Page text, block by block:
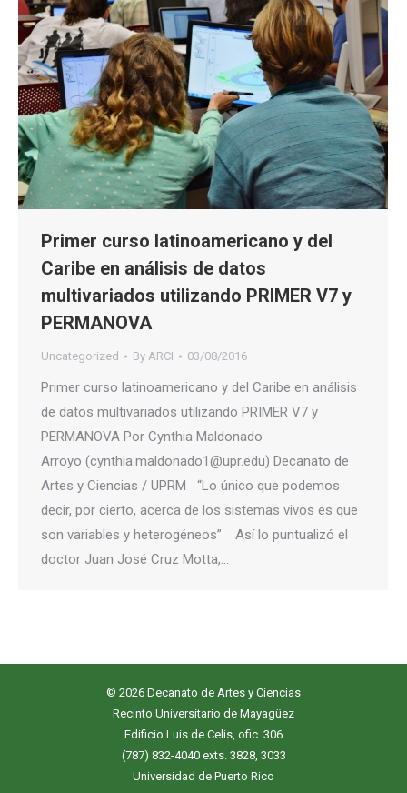
Primer curso latinoamericano y del
Caribe en análisis de datos
multivariados utilizando PRIMER V7 y
PERMANOVA
Uncategorized By ARCI 03/08/2016
Primer curso latinoamericano y del Caribe en análisis
de datos multivariados utilizando PRIMER V7 y
PERMANOVA Por Cynthia Maldonado
Arroyo (cynthia.maldonado1@upr.edu) Decanato de
Artes y Ciencias / UPRM “Lo único que podemos
decir, por cierto, acerca de los sistemas vivos es que
son variables y heterogéneos”. Así lo puntualizó el
doctor Juan José Cruz Motta,…
© 2026 Decanato de Artes y Ciencias
Recinto Universitario de Mayagüez
Edificio Luis de Celis, ofic. 306
(787) 832-4040 exts. 3828, 3033
Universidad de Puerto Rico